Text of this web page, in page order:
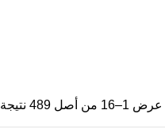
عرض 1–16 من أصل 489 نتيجة